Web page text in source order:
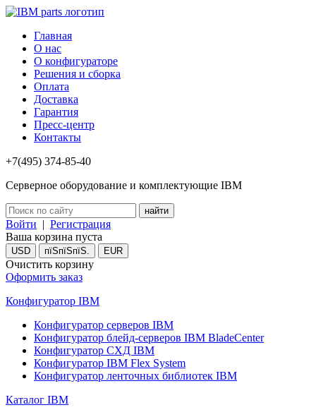
Главная
О нас
О конфигураторе
Решения и сборка
Оплата
Доставка
Гарантия
Пресс-центр
Контакты
+7(495) 374-85-40
Серверное оборудование и комплектующие IBM
Войти | Регистрация
Ваша корзина пуста
USD пїЅпїЅпїЅ. EUR
Очистить корзину
Оформить заказ
Конфигуратор IBM
Конфигуратор серверов IBM
Конфигуратор блейд-серверов IBM BladeCenter
Конфигуратор СХД IBM
Конфигуратор IBM Flex System
Конфигуратор ленточных библиотек IBM
Каталог IBM